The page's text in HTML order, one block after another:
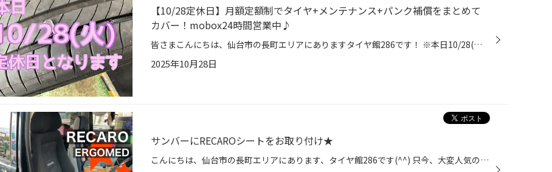
【10/28定休日】月額定額制でタイヤ+メンテナンス+パンク補償をまとめて
カバー！mobox24時間営業中♪
皆さまこんにちは、仙台市の長町エリアにありますタイヤ館286です！ ※本日10/28(火)は定休日となります。 タイヤの購入をお考えの皆様へ、“タイヤの新しい購入方法”のご案内です。 「サブスクリプション（サブスク）」というワードを聞いたことがあると思います。 今回はタイヤのサブスクについてご...
2025年10月28日
サンバーにRECAROシートをお取り付け★
こんにちは、仙台市の長町エリアにあります、タイヤ館286です(^^) 只今、大変人気のRECAROシート！ 今回はサンバーにお取り付け★ 長年、RECAROシートを愛用していただいて、 シートも大変喜んでいることかと思います！！ 丁度同じものを在庫していたので、 そのまま交換させていただきました★ あり...